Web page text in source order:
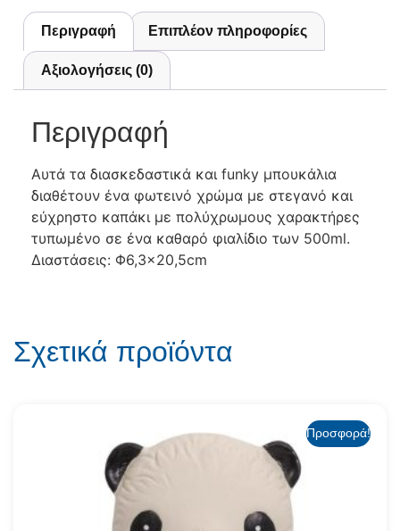
Περιγραφή Επιπλέον πληροφορίες
Αξιολογήσεις (0)
Περιγραφή
Αυτά τα διασκεδαστικά και funky μπουκάλια
διαθέτουν ένα φωτεινό χρώμα με στεγανό και
εύχρηστο καπάκι με πολύχρωμους χαρακτήρες
τυπωμένο σε ένα καθαρό φιαλίδιο των 500ml.
Διαστάσεις: Φ6,3×20,5cm
Σχετικά προϊόντα
Προσφορά!